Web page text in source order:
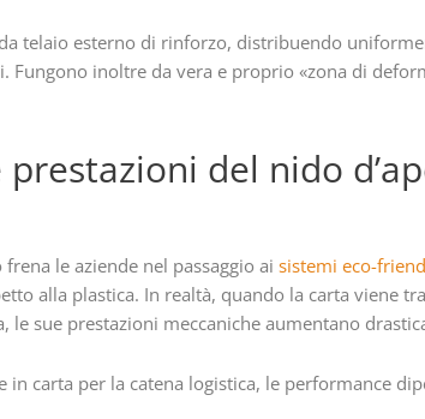
telaio esterno di rinforzo, distribuendo
Fungono inoltre da vera e proprio «zona di
del nido
le aziende nel passaggio ai sistemi eco-
alla plastica. In realtà, quando la carta viene
le sue prestazioni meccaniche aumentano
in carta per la catena logistica, le performance